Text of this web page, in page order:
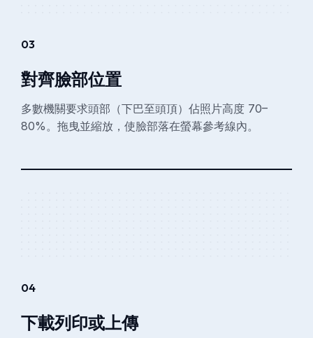
03
對齊臉部位置
多數機關要求頭部（下巴至頭頂）佔照片高度 70–
80%。拖曳並縮放，使臉部落在螢幕參考線內。
04
下載列印或上傳